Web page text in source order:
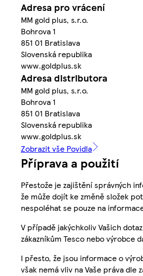
Adresa pro vrácení
MM gold plus, s.r.o.
Bohrova 1
851 01 Bratislava
Slovenská republika
www.goldplus.sk
Adresa distributora
MM gold plus, s.r.o.
Bohrova 1
851 01 Bratislava
Slovenská republika
www.goldplus.sk
Zobrazit vše Povidla
Příprava a použití
Přestože je zajištění správných
že může dojít ke změně složek
nespoléhat se pouze na
V případě jakýchkoliv Vašich
zákazníkům Tesco nebo výrobce
I přesto, že jsou informace o
však nemá vliv na Vaše práva dle